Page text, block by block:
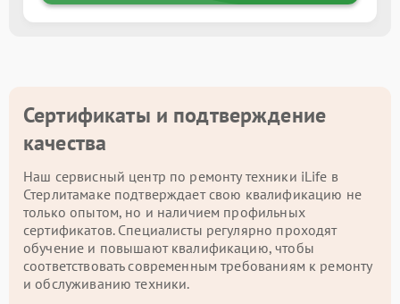
Сертификаты и подтверждение
качества
Наш сервисный центр по ремонту техники iLife в
Стерлитамаке подтверждает свою квалификацию не
только опытом, но и наличием профильных
сертификатов. Специалисты регулярно проходят
обучение и повышают квалификацию, чтобы
соответствовать современным требованиям к ремонту
и обслуживанию техники.